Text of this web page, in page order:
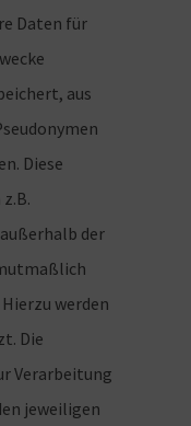
Daten für
aus
Diese
der
werden
Die
Verarbeitung
jeweiligen